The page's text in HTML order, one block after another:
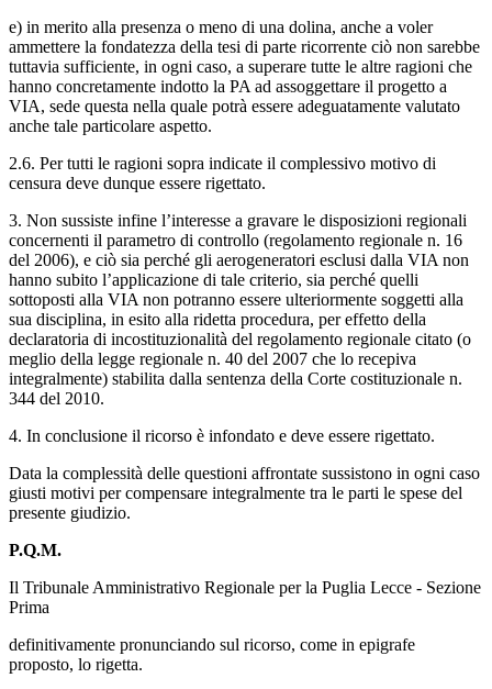
e) in merito alla presenza o meno di una dolina, anche a voler
ammettere la fondatezza della tesi di parte ricorrente ciò non sarebbe
tuttavia sufficiente, in ogni caso, a superare tutte le altre ragioni che
hanno concretamente indotto la PA ad assoggettare il progetto a
VIA, sede questa nella quale potrà essere adeguatamente valutato
anche tale particolare aspetto.
2.6. Per tutti le ragioni sopra indicate il complessivo motivo di
censura deve dunque essere rigettato.
3. Non sussiste infine l’interesse a gravare le disposizioni regionali
concernenti il parametro di controllo (regolamento regionale n. 16
del 2006), e ciò sia perché gli aerogeneratori esclusi dalla VIA non
hanno subito l’applicazione di tale criterio, sia perché quelli
sottoposti alla VIA non potranno essere ulteriormente soggetti alla
sua disciplina, in esito alla ridetta procedura, per effetto della
declaratoria di incostituzionalità del regolamento regionale citato (o
meglio della legge regionale n. 40 del 2007 che lo recepiva
integralmente) stabilita dalla sentenza della Corte costituzionale n.
344 del 2010.
4. In conclusione il ricorso è infondato e deve essere rigettato.
Data la complessità delle questioni affrontate sussistono in ogni caso
giusti motivi per compensare integralmente tra le parti le spese del
presente giudizio.
P.Q.M.
Il Tribunale Amministrativo Regionale per la Puglia Lecce - Sezione
Prima
definitivamente pronunciando sul ricorso, come in epigrafe
proposto, lo rigetta.